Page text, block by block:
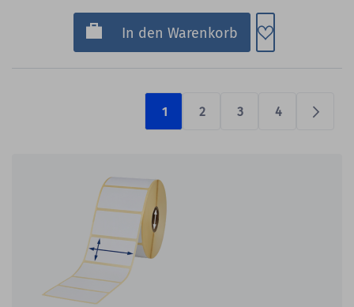
In den Warenkorb Zum
1 2 3 4